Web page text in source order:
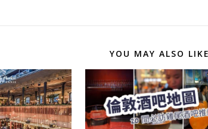
YOU MAY ALSO LIKE